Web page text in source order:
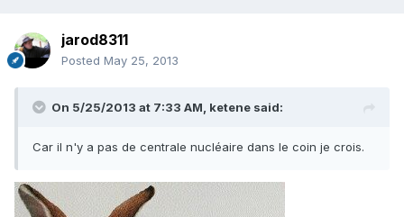
jarod8311
Posted May 25, 2013
On 5/25/2013 at 7:33 AM, ketene said:
Car il n'y a pas de centrale nucléaire dans le coin je crois.